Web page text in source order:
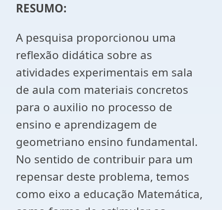
RESUMO:
A pesquisa proporcionou uma
reflexão didática sobre as
atividades experimentais em sala
de aula com materiais concretos
para o auxilio no processo de
ensino e aprendizagem de
geometriano ensino fundamental.
No sentido de contribuir para um
repensar deste problema, temos
como eixo a educação Matemática,